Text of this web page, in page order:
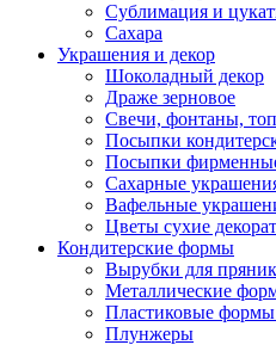
Сублимация и
Сахара
Украшения и декор
Шоколадный декор
Драже зерновое
Свечи, фонтаны,
Посыпки
Посыпки
Сахарные
Вафельные
Цветы сухие
Кондитерские формы
Вырубки для
Металлические
Пластиковые формы
Плунжеры